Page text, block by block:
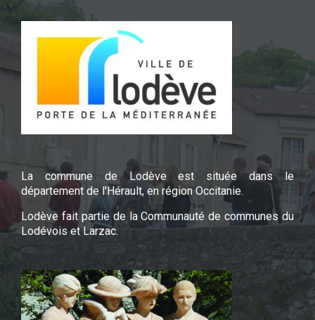
La commune de Lodève est située dans le
département de l'Hérault, en région Occitanie.
Lodève fait partie de la Communauté de communes du
Lodévois et Larzac.